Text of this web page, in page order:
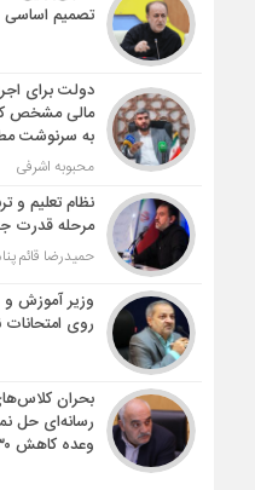
تصمیم
دولت برای
مالی مشخص
به سرنوشت
محبوبه اشرفی
نظام تعلیم و
مرحله قدرت
حمیدرضا قائم
وزیر آموزش
روی امتحانات
بحران
رسانه‌ای حل
وعده کاهش ۳۰ درصدی کلاس‌های پرتراکم است